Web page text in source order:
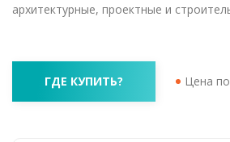
архитектурные, проектные и
ГДЕ КУПИТЬ? Цена